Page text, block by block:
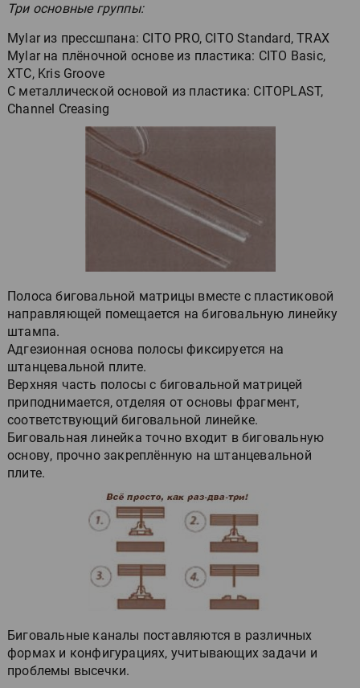
Три основные группы:
Mylar из прессшпана: CITO PRO, CITO Standard, TRAX
Mylar на плёночной основе из пластика: CITO Basic,
XTC, Kris Groove
С металлической основой из пластика: CITOPLAST,
Channel Creasing
Полоса биговальной матрицы вместе с пластиковой
направляющей помещается на биговальную линейку
штампа.
Адгезионная основа полосы фиксируется на
штанцевальной плите.
Верхняя часть полосы с биговальной матрицей
приподнимается, отделяя от основы фрагмент,
соответствующий биговальной линейке.
Биговальная линейка точно входит в биговальную
основу, прочно закреплённую на штанцевальной
плите.
Биговальные каналы поставляются в различных
формах и конфигурациях, учитывающих задачи и
проблемы высечки.